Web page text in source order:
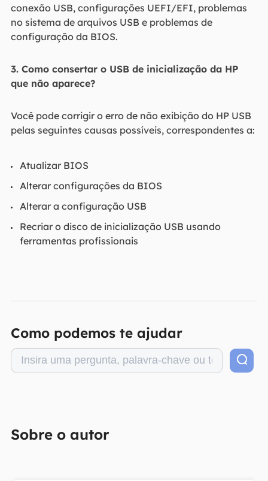
conexão USB, configurações UEFI/EFI, problemas
no sistema de arquivos USB e problemas de
configuração da BIOS.
3. Como consertar o USB de inicialização da HP
que não aparece?
Você pode corrigir o erro de não exibição do HP USB
pelas seguintes causas possíveis, correspondentes a:
Atualizar BIOS
Alterar configurações da BIOS
Alterar a configuração USB
Recriar o disco de inicialização USB usando
ferramentas profissionais
Como podemos te ajudar
Sobre o autor